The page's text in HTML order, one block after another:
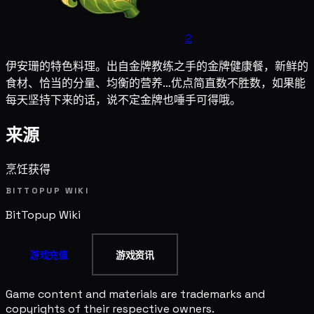
2
伊安珊的特色料理。出自金牌教练之手的金牌健康餐，新鲜的
食材、恰当的分量、均衡的营养…优点简直数不胜数，如果能
每天坚持下来的话，说不定金牌也唾手可得哦。
来源
烹饪获得
BITTOPUP WIKI
BitTopup Wiki
游戏充值 游戏资讯
Game content and materials are trademarks and
copyrights of their respective owners.